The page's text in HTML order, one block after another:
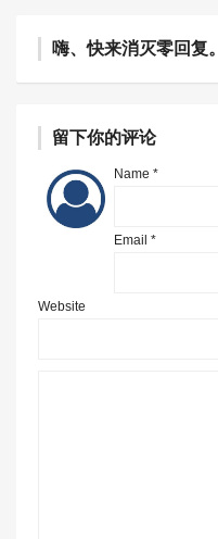
嗨、快来消灭零回复。
留下你的评论
Name *
Email *
Website